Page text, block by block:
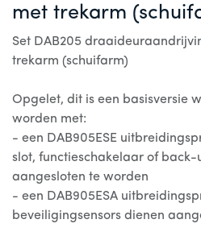
met trekarm
Set DAB205
trekarm (schuifarm)
Opgelet, dit is een basisversie
worden met:
- een DAB905ESE
slot, functieschakelaar of
aangesloten te worden
- een DAB905ESA
beveiligingsensors dienen